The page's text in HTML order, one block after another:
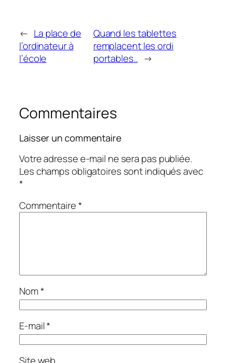
← La place de
l’ordinateur à
l’école
Quand les tablettes
remplacent les ordi
portables.. →
Commentaires
Laisser un commentaire
Votre adresse e-mail ne sera pas publiée.
Les champs obligatoires sont indiqués avec
*
Commentaire*
Nom*
E-mail*